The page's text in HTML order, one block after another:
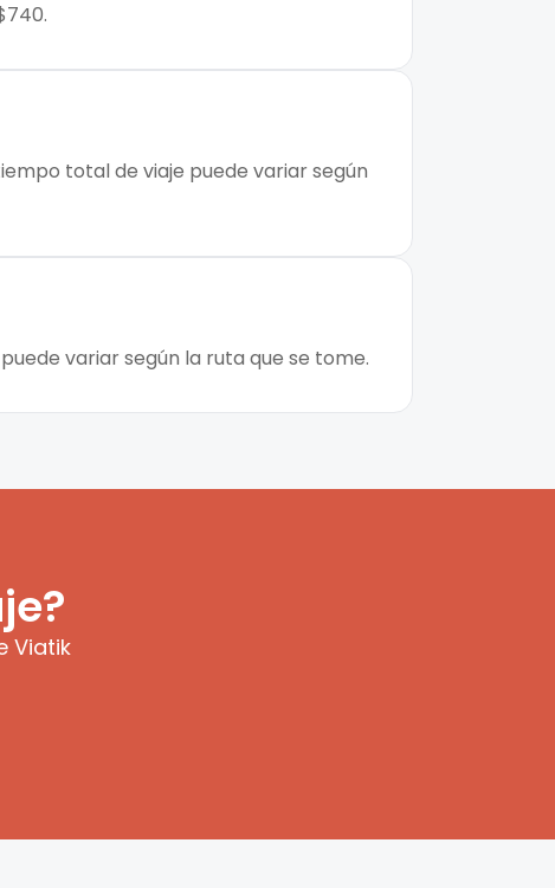
total de viaje puede variar según
variar según la ruta que se tome.
Viatik